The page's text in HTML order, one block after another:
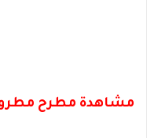
مشاهدة مطرح مطروح